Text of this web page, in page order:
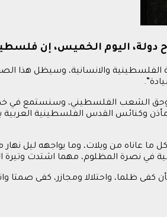
دولة، اليوم الخميس، إن
والانسانية، وسيظل هذا الصوت
الشعب الفلسطيني، وسنستمع في
القدس الفلسطينية العربية
عاناه من ويلات، وما يواجهه ليل
في نصرة المظلوم، مهما اشتدت وتيرة
ظلما، واحتلالا ومجازر، كفى صمتا